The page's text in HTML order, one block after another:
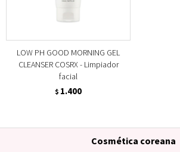
LOW PH GOOD MORNING GEL
CLEANSER COSRX - Limpiador
facial
$ 1.400
Cosmética coreana